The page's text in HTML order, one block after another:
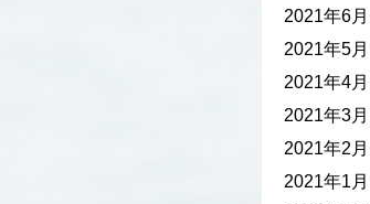
2021年6月
2021年5月
2021年4月
2021年3月
2021年2月
2021年1月